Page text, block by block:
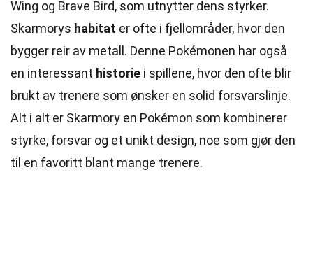
Wing og Brave Bird, som utnytter dens styrker.
Skarmorys habitat er ofte i fjellområder, hvor den
bygger reir av metall. Denne Pokémonen har også
en interessant historie i spillene, hvor den ofte blir
brukt av trenere som ønsker en solid forsvarslinje.
Alt i alt er Skarmory en Pokémon som kombinerer
styrke, forsvar og et unikt design, noe som gjør den
til en favoritt blant mange trenere.